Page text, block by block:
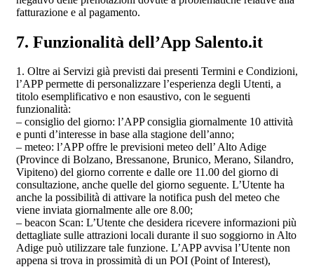
fatturazione e al pagamento.
7. Funzionalità dell’App Salento.it
1. Oltre ai Servizi già previsti dai presenti Termini e Condizioni,
l’APP permette di personalizzare l’esperienza degli Utenti, a
titolo esemplificativo e non esaustivo, con le seguenti
funzionalità:
– consiglio del giorno: l’APP consiglia giornalmente 10 attività
e punti d’interesse in base alla stagione dell’anno;
– meteo: l’APP offre le previsioni meteo dell’ Alto Adige
(Province di Bolzano, Bressanone, Brunico, Merano, Silandro,
Vipiteno) del giorno corrente e dalle ore 11.00 del giorno di
consultazione, anche quelle del giorno seguente. L’Utente ha
anche la possibilità di attivare la notifica push del meteo che
viene inviata giornalmente alle ore 8.00;
– beacon Scan: L’Utente che desidera ricevere informazioni più
dettagliate sulle attrazioni locali durante il suo soggiorno in Alto
Adige può utilizzare tale funzione. L’APP avvisa l’Utente non
appena si trova in prossimità di un POI (Point of Interest),